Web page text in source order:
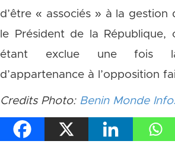
d’être « associés » à la gestion
le Président de la République,
étant exclue une fois la
d’appartenance à l’opposition
Credits Photo: Benin Monde